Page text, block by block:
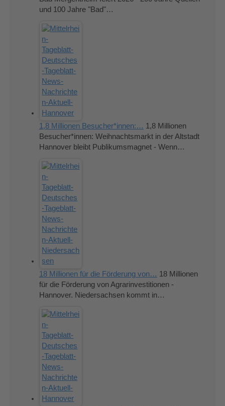
und 100 Jahre "Bad"…
1,8 Millionen Besucher*innen:… 1,8 Millionen
Besucher*innen: Weihnachtsmarkt in der Altstadt
Hannover bleibt Publikumsmagnet - Wenn…
18 Millionen für die Förderung von… 18 Millionen
für die Förderung von Agrarinvestitionen -
Hannover. Niedersachsen kommt in…